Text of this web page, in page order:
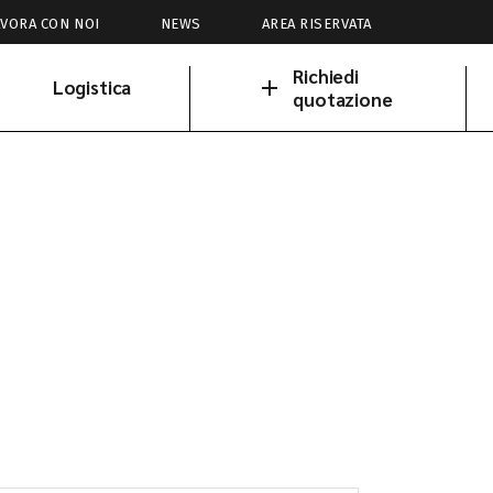
CON NOI NEWS AREA RISERVATA
Logistica
Richiedi
quotazione